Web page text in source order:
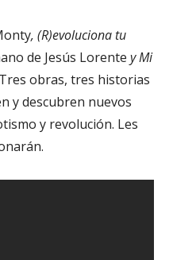
, (R)evoluciona tu
de Jesús Lorente y Mi
Tres obras, tres historias
y descubren nuevos
y revolución. Les